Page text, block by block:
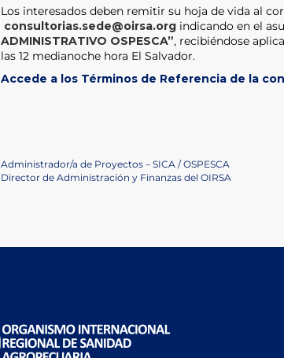
Los interesados deben remitir su hoja de vida al
consultorias.sede@oirsa.org indicando en el
ADMINISTRATIVO OSPESCA”, recibiéndose
las 12 medianoche hora El Salvador.
Accede a los Términos de Referencia de la
Navegación
Previous
Post
Administrador/a de Proyectos – SICA / OSPESCA
Next
Director de Administración y Finanzas del OIRSA